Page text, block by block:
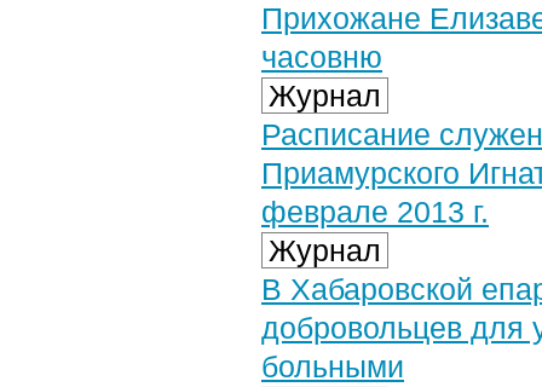
Прихожане
часовню
Журнал
Расписание
Приамурского
феврале 2013 г.
Журнал
В Хабаровской
добровольцев для
больными